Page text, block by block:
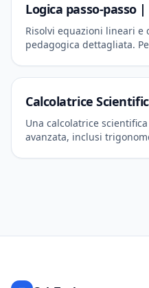
Logica passo-passo |
Risolvi equazioni lineari
pedagogica dettagliata.
Calcolatrice
Una calcolatrice
avanzata, inclusi